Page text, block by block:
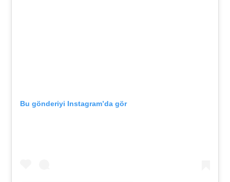
Bu gönderiyi Instagram’da gör